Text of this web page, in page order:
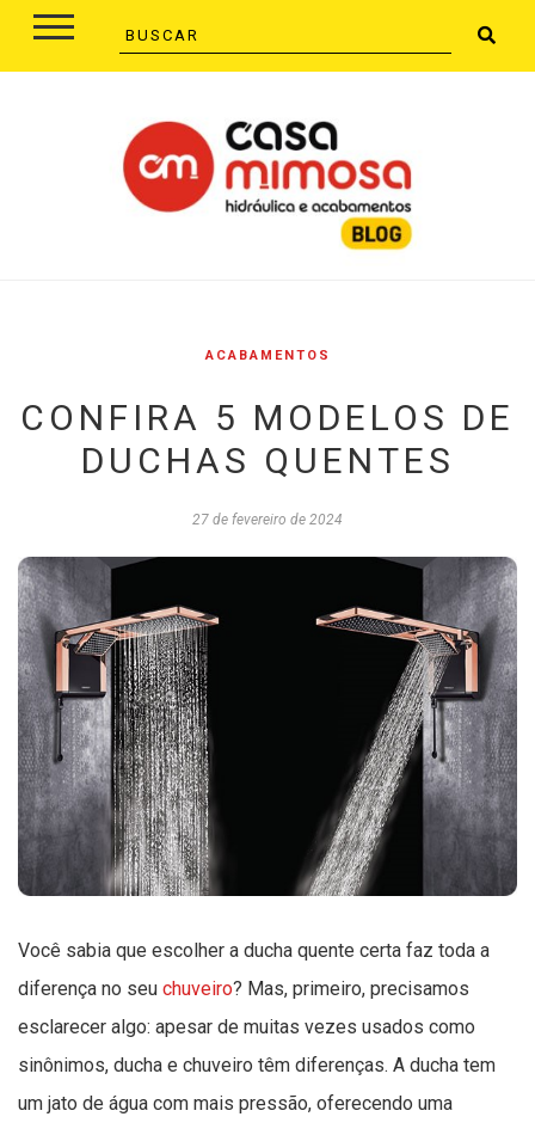
ACABAMENTOS
CONFIRA 5 MODELOS DE
DUCHAS QUENTES
27 de fevereiro de 2024
Você sabia que escolher a ducha quente certa faz toda a
diferença no seu chuveiro? Mas, primeiro, precisamos
esclarecer algo: apesar de muitas vezes usados como
sinônimos, ducha e chuveiro têm diferenças. A ducha tem
um jato de água com mais pressão, oferecendo uma